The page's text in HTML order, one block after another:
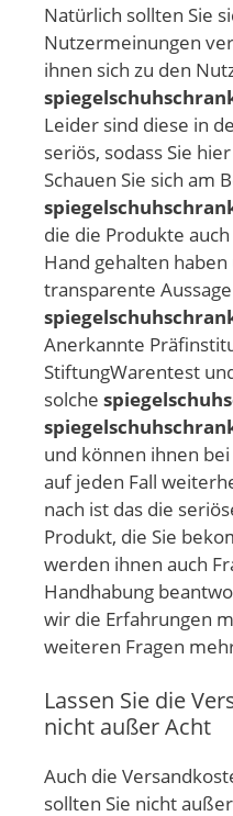
Natürlich sollten Sie
Nutzermeinungen
ihnen sich zu den
Leider sind diese in
seriös, sodass Sie
Schauen Sie sich am
die die Produkte
Hand gehalten
transparente
Anerkannte
StiftungWarentest
solche
und können ihnen
auf jeden Fall
nach ist das die
Produkt, die Sie
werden ihnen auch
Handhabung
wir die Erfahrungen
weiteren Fragen
Lassen Sie die
nicht außer Acht
Auch die
sollten Sie nicht